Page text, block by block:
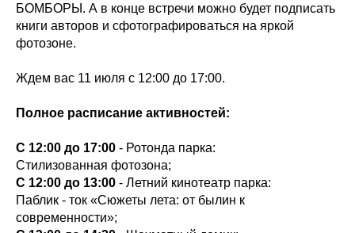
БОМБОРЫ. А в конце встречи можно будет подписать
книги авторов и сфотографироваться на яркой
фотозоне.
Ждем вас 11 июля с 12:00 до 17:00.
Полное расписание активностей:
С 12:00 до 17:00 - Ротонда парка:
Стилизованная фотозона;
С 12:00 до 13:00 - Летний кинотеатр парка:
Паблик - ток «Сюжеты лета: от былин к
современности»;